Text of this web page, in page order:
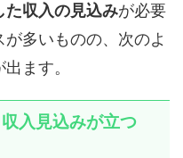
た収入の見込みが必要
多いものの、次のよ
ます。
入見込みが立つ